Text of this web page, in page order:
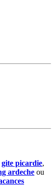
gite picardie,
ardeche ou